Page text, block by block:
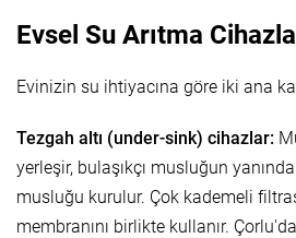
Evsel Su Arıtma
Evinizin su ihtiyacına göre iki ana
Tezgah altı (under-sink) cihazlar:
yerleşir, bulaşıkçı musluğun
musluğu kurulur. Çok kademeli
membranını birlikte kullanır.